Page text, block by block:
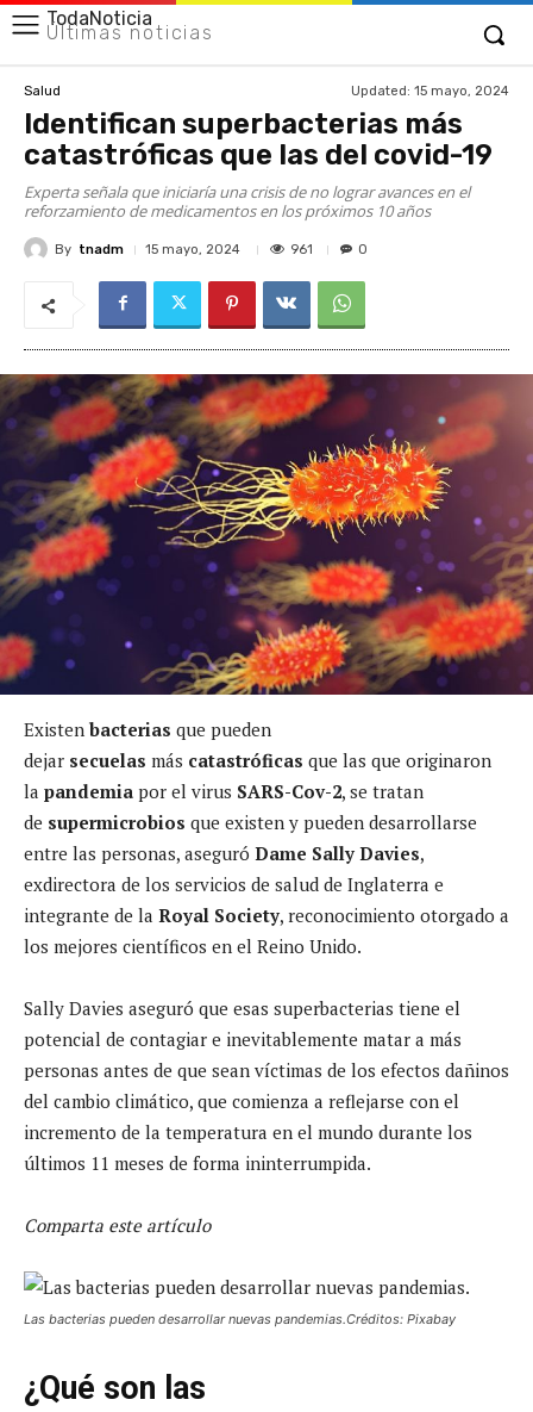
TodaNoticia
Últimas noticias
Salud Updated: 15 mayo, 2024
Identifican superbacterias más
catastróficas que las del covid-19
Experta señala que iniciaría una crisis de no lograr avances en el
reforzamiento de medicamentos en los próximos 10 años
By tnadm 15 mayo, 2024 961 0
Existen bacterias que pueden
dejar secuelas más catastróficas que las que originaron
la pandemia por el virus SARS-Cov-2, se tratan
de supermicrobios que existen y pueden desarrollarse
entre las personas, aseguró Dame Sally Davies,
exdirectora de los servicios de salud de Inglaterra e
integrante de la Royal Society, reconocimiento otorgado a
los mejores científicos en el Reino Unido.
Sally Davies aseguró que esas superbacterias tiene el
potencial de contagiar e inevitablemente matar a más
personas antes de que sean víctimas de los efectos dañinos
del cambio climático, que comienza a reflejarse con el
incremento de la temperatura en el mundo durante los
últimos 11 meses de forma ininterrumpida.
Comparta este artículo
Las bacterias pueden desarrollar nuevas pandemias.Créditos: Pixabay
¿Qué son las